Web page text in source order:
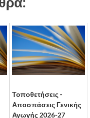
Τοποθετήσεις -
Αποσπάσεις Γενικής
Αγωγής 2026-27